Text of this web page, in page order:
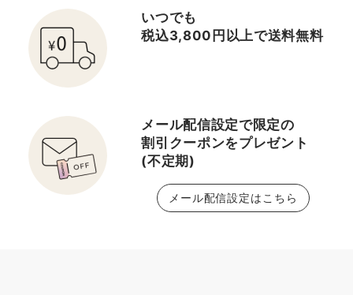
いつでも
税込3,800円以上で送料無料
メール配信設定で限定の
割引クーポンをプレゼント
(不定期)
メール配信設定はこちら